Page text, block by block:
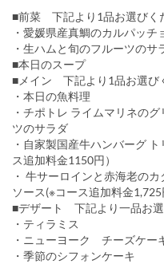
■前菜 下記より1品お選びく
・愛媛県産真鯛のカルパッ
・生ハムと旬のフルーツの
■本日のスープ
■メイン 下記より1品お選び
・本日の魚料理
・チポトレ ライムマリネの
ツのサラダ
・自家製国産牛ハンバーグ
ス追加料金1150円）
・ 牛サーロインと赤海老の
ソース(※コース追加料金1,725
■デザート 下記より一品お選
・ティラミス
・ニューヨーク チーズケー
・季節のシフォンケーキ